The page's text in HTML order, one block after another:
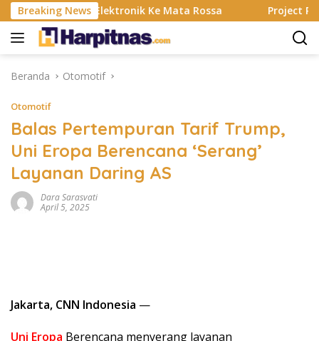
Langsung
ke
konten
Breaking News
Alat Elektronik Ke Mata Rossa Project Pop
Beranda Otomotif
Otomotif
Balas Pertempuran Tarif Trump,
Uni Eropa Berencana ‘Serang’
Layanan Daring AS
Dara Sarasvati
April 5, 2025
Jakarta, CNN Indonesia —
Uni Eropa Berencana menyerang layanan